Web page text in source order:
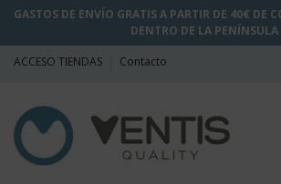
GASTOS DE ENVÍO GRATIS A PARTIR DE 40€ DE
DENTRO DE LA PENÍNSULA
ACCESO TIENDAS Contacto